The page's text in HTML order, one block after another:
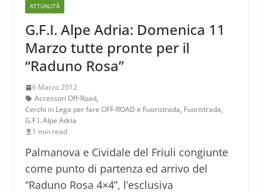
ATTUALITÀ
G.F.I. Alpe Adria: Domenica 11
Marzo tutte pronte per il
“Raduno Rosa”
6 Marzo 2012
Accessori Off-Road,
Cerchi in Lega per fare OFF-ROAD e Fuoristrada, Fuoristrada,
G.F.I. Alpe Adria
1 min read
Palmanova e Cividale del Friuli congiunte
come punto di partenza ed arrivo del
“Raduno Rosa 4×4”, l’esclusiva